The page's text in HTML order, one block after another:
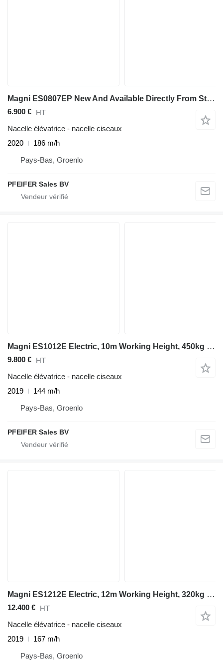
Magni ES0807EP New And Available Directly From Stock, El
6.900 € HT
Nacelle élévatrice - nacelle ciseaux
2020
186 m/h
Pays-Bas, Groenlo
PFEIFER Sales BV
Magni ES1012E Electric, 10m Working Height, 450kg Capaci
9.800 € HT
Nacelle élévatrice - nacelle ciseaux
2019
144 m/h
Pays-Bas, Groenlo
PFEIFER Sales BV
Magni ES1212E Electric, 12m Working Height, 320kg Capaci
12.400 € HT
Nacelle élévatrice - nacelle ciseaux
2019
167 m/h
Pays-Bas, Groenlo